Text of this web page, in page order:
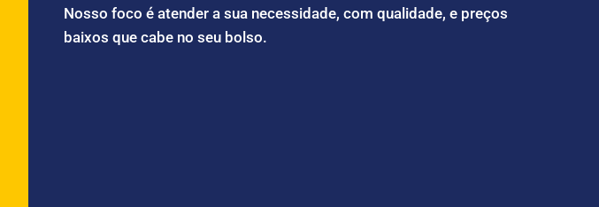
Nosso foco é atender a sua necessidade, com qualidade, e preços
baixos que cabe no seu bolso.